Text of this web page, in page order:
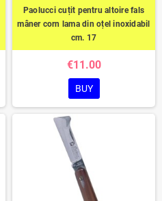
Paolucci cuțit pentru altoire fals
mâner corn lama din oțel inoxidabil
cm. 17
€11.00
BUY